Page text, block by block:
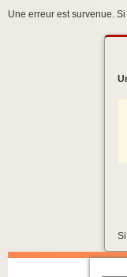
Une erreur est survenue.